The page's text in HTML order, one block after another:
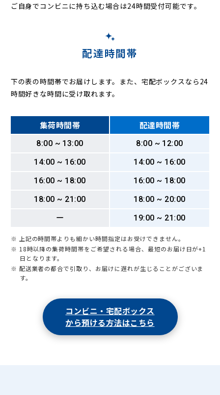
ご自身でコンビニに持ち込む場合は24時間受付可能です。
配達時間帯
下の表の時間帯でお届けします。また、宅配ボックスなら24
時間好きな時間に受け取れます。
集荷時間帯 配達時間帯
8:00 ~ 13:00
8:00 ~ 12:00
14:00 ~ 16:00
14:00 ~ 16:00
16:00 ~ 18:00
16:00 ~ 18:00
18:00 ~ 21:00
18:00 ~ 20:00
ー
19:00 ~ 21:00
※ 上記の時間帯よりも細かい時間指定はお受けできません。
※ 18時以降の集荷時間帯をご希望される場合、最短のお届け日が+1
日となります。
※ 配送業者の都合で引取り、お届けに遅れが生じることがございま
す。
コンビニ・宅配ボックス
から預ける方法はこちら